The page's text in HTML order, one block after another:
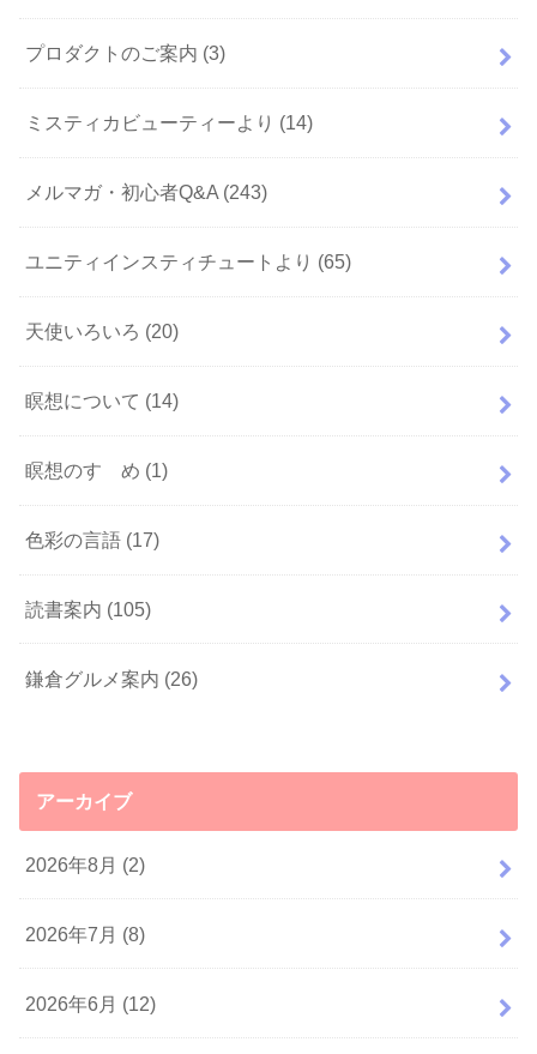
プロダクトのご案内 (3)
ミスティカビューティーより (14)
メルマガ・初心者Q&A (243)
ユニティインスティチュートより (65)
天使いろいろ (20)
瞑想について (14)
瞑想のすゝめ (1)
色彩の言語 (17)
読書案内 (105)
鎌倉グルメ案内 (26)
アーカイブ
2026年8月 (2)
2026年7月 (8)
2026年6月 (12)